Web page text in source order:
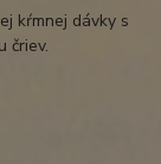
kŕmnej dávky s
čriev.